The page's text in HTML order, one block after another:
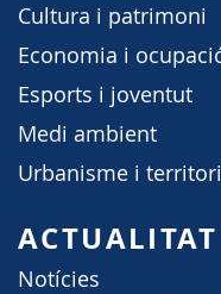
Cultura i patrimoni
Economia i
Esports i joventut
Medi ambient
Urbanisme i territori
ACTUALITAT
Notícies